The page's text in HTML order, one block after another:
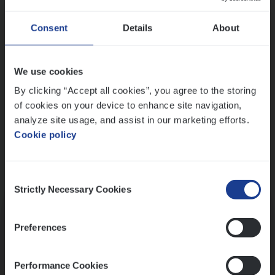
Consent Details About
We use cookies
By clicking “Accept all cookies”, you agree to the storing
of cookies on your device to enhance site navigation,
analyze site usage, and assist in our marketing efforts.
Cookie policy
Selection
Strictly Necessary Cookies
Preferences
Performance Cookies
Ons sollicitatieproces